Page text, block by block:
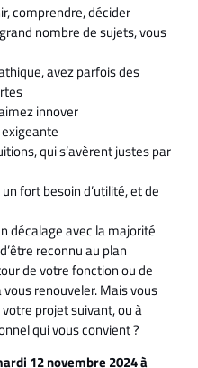
comprendre, décider
nombre de sujets, vous
avez parfois des
innover
qui s’avèrent justes par
fort besoin d’utilité, et de
décalage avec la majorité
reconnu au plan
de votre fonction ou de
renouveler. Mais vous
projet suivant, ou à
qui vous convient ?
12 novembre 2024 à